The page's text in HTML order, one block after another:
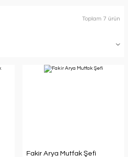
Toplam 7 ürün
Fakir Arya Mutfak Şefi